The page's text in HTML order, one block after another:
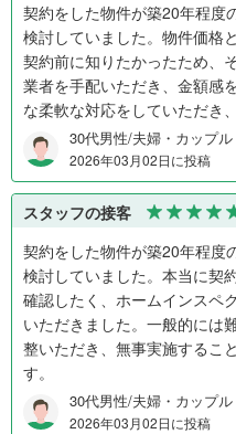
契約をした物件が築20年程度
検討していました。物件価格
契約前に知りたかったため、
業者を手配いただき、金額感
な柔軟な対応をしていただき
30代男性/夫婦・カップル
2026年03月02日に投稿
スタッフの接客
契約をした物件が築20年程度
検討していました。本当に契
確認したく、ホームインスペ
いただきました。一般的には
整いただき、無事実施するこ
す。
30代男性/夫婦・カップル
2026年03月02日に投稿